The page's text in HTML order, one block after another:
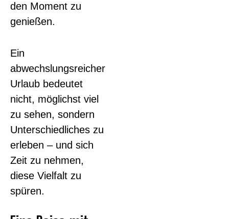
den Moment zu
genießen.
Ein
abwechslungsreicher
Urlaub bedeutet
nicht, möglichst viel
zu sehen, sondern
Unterschiedliches zu
erleben – und sich
Zeit zu nehmen,
diese Vielfalt zu
spüren.